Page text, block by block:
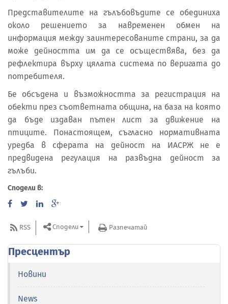
Представителите на гълъбовъдите се обединиха
около решението за навременен обмен на
информация между заинтересованите страни, за да
може дейността им да се осъществява, без да
рефлектира върху цялата система по веригата до
потребителя.
Бе обсъдена и възможността за регистрация на
обекти през съответната община, на база на която
да бъде издаван пътен лист за движение на
птиците. Понастоящем, съгласно нормативната
уредба в сферата на дейност на ИАСРЖ не е
предвидена регулация на развъдна дейност за
гълъби.
Сподели в:
RSS Сподели Разпечатай
Пресцентър
Новини
News